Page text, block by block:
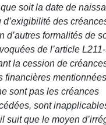
soit la date de
d’exigibilité des
d’autres formalités de
de l’article
la cession de
financières
sont pas les créances
sont
suit que le moyen